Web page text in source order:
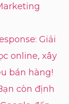
Giải
online, xây
bán hàng!
còn định